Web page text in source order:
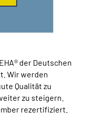
der Deutschen
Wir werden
Qualität zu
zu steigern.
rezertifiziert.